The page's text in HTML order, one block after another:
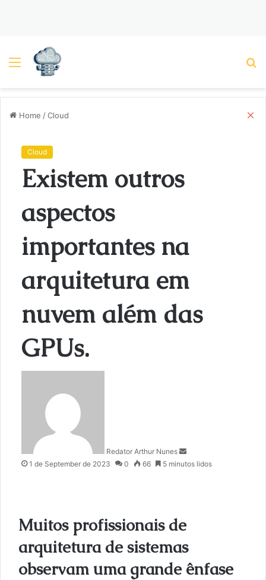
Menu
Home /Cloud
Cloud
Existem outros
aspectos
importantes na
arquitetura em
nuvem além das
GPUs.
Redator Arthur Nunes
m
1 de September de 2023 0 66 5 minutos lidos
Muitos profissionais de
arquitetura de sistemas
observam uma grande ênfase